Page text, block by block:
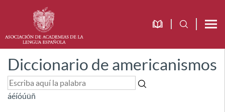
Diccionario de americanismos
áéíóúüñ